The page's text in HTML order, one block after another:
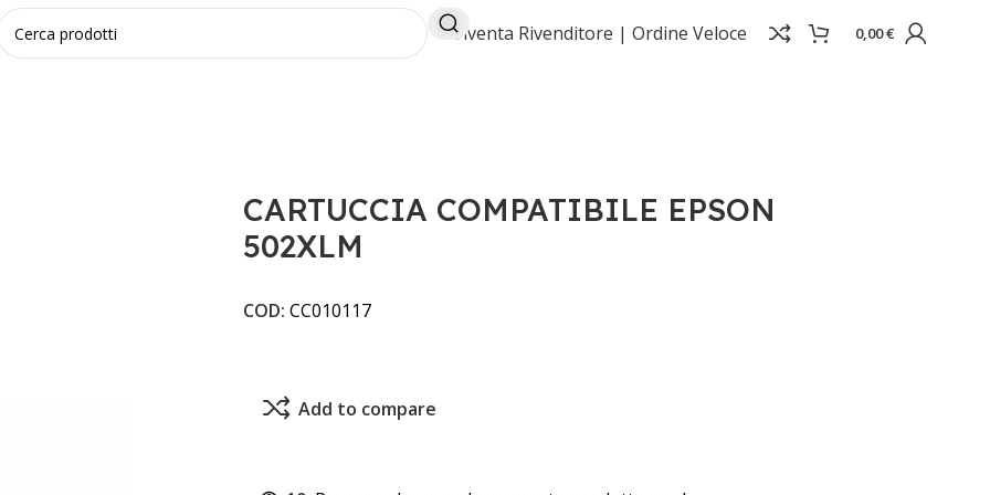
Diventa Rivenditore | Ordine Veloce 0,00€
CARTUCCIA COMPATIBILE EPSON 502XLM
CARTUCCIA COMPATIBILE EPSON
502XLM
COD: CC010117
Add to compare